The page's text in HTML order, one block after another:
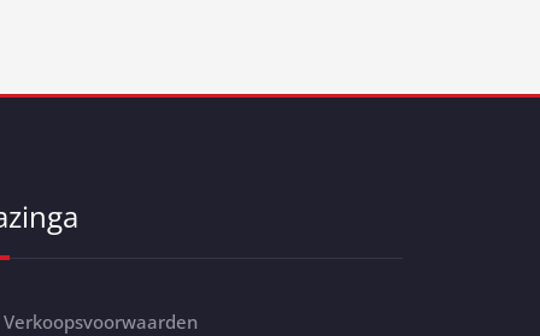
Verkoopsvoorwaarden